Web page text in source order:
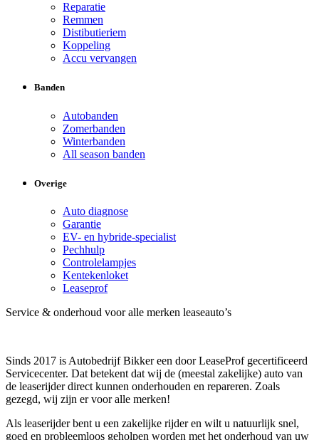
Reparatie
Remmen
Distibutieriem
Koppeling
Accu vervangen
Banden
Autobanden
Zomerbanden
Winterbanden
All season banden
Overige
Auto diagnose
Garantie
EV- en hybride-specialist
Pechhulp
Controlelampjes
Kentekenloket
Leaseprof
Service & onderhoud voor alle merken leaseauto’s
Sinds 2017 is Autobedrijf Bikker een door LeaseProf gecertificeerd
Servicecenter. Dat betekent dat wij de (meestal zakelijke) auto van
de leaserijder direct kunnen onderhouden en repareren. Zoals
gezegd, wij zijn er voor alle merken!
Als leaserijder bent u een zakelijke rijder en wilt u natuurlijk snel,
goed en probleemloos geholpen worden met het onderhoud van uw